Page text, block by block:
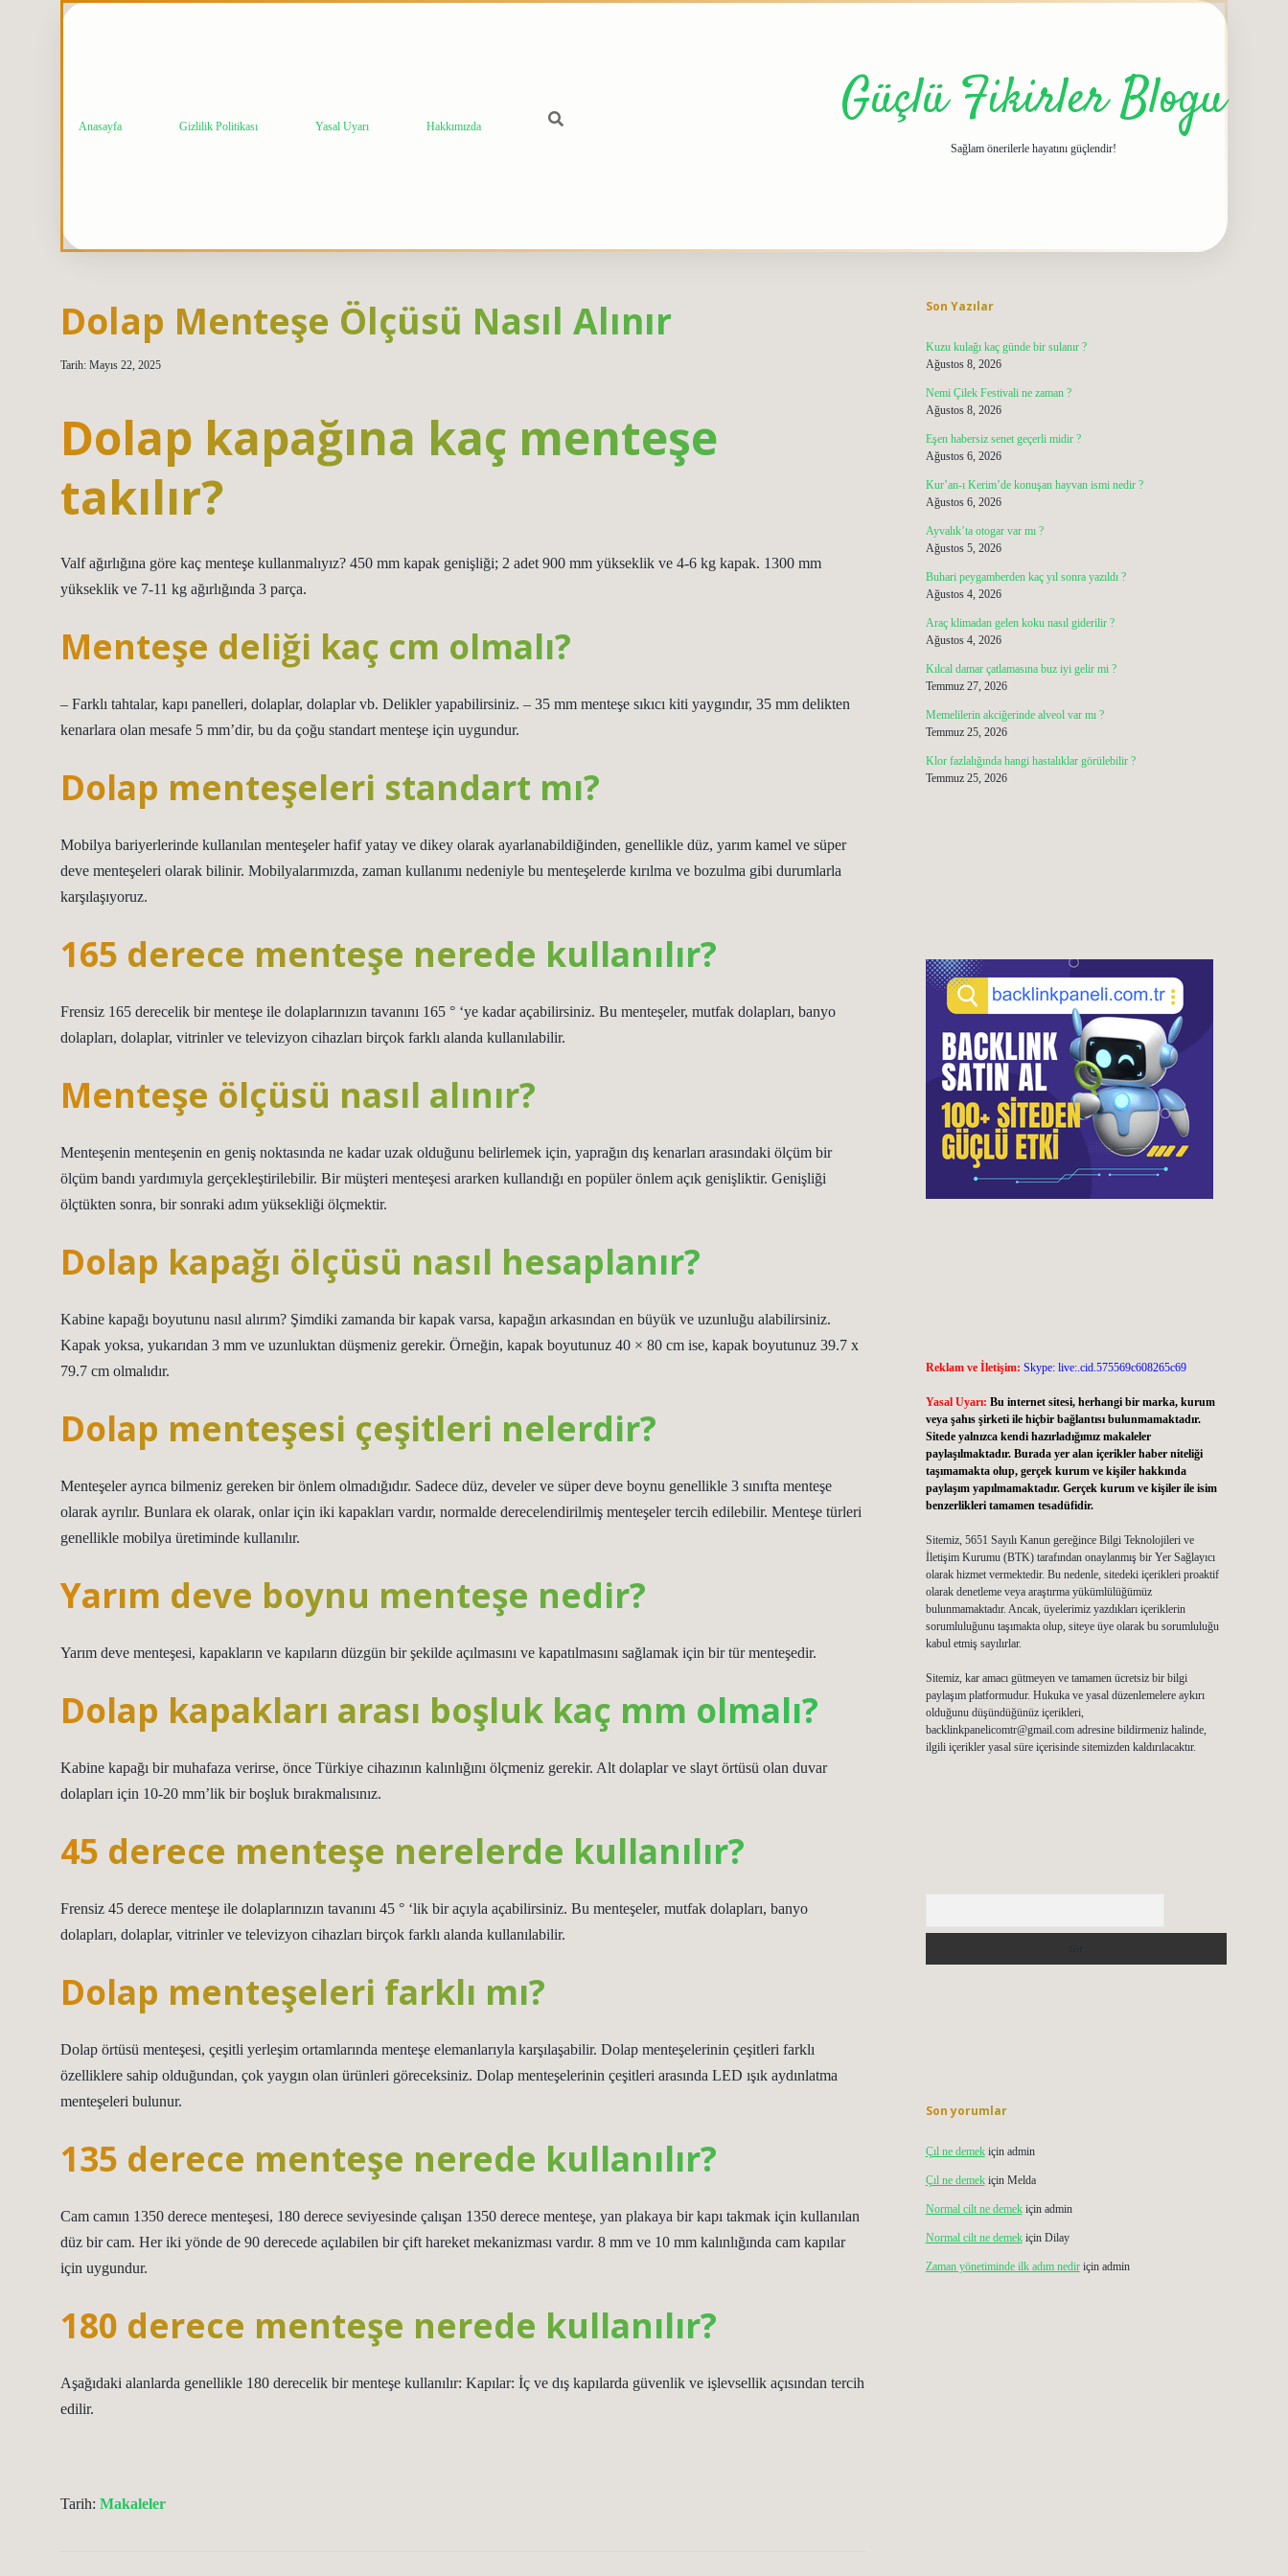
Anasayfa Gizlilik Politikası Yasal Uyarı Hakkımızda Güçlü Fikirler Blogu
Sağlam önerilerle hayatını güçlendir!
Dolap Menteşe Ölçüsü Nasıl Alınır
Tarih: Mayıs 22, 2025
Dolap kapağına kaç menteşe
takılır?
Valf ağırlığına göre kaç menteşe kullanmalıyız? 450 mm kapak genişliği; 2 adet 900 mm yükseklik ve 4-6 kg kapak. 1300 mm
yükseklik ve 7-11 kg ağırlığında 3 parça.
Menteşe deliği kaç cm olmalı?
– Farklı tahtalar, kapı panelleri, dolaplar, dolaplar vb. Delikler yapabilirsiniz. – 35 mm menteşe sıkıcı kiti yaygındır, 35 mm delikten
kenarlara olan mesafe 5 mm’dir, bu da çoğu standart menteşe için uygundur.
Dolap menteşeleri standart mı?
Mobilya bariyerlerinde kullanılan menteşeler hafif yatay ve dikey olarak ayarlanabildiğinden, genellikle düz, yarım kamel ve süper
deve menteşeleri olarak bilinir. Mobilyalarımızda, zaman kullanımı nedeniyle bu menteşelerde kırılma ve bozulma gibi durumlarla
karşılaşıyoruz.
165 derece menteşe nerede kullanılır?
Frensiz 165 derecelik bir menteşe ile dolaplarınızın tavanını 165 ° ‘ye kadar açabilirsiniz. Bu menteşeler, mutfak dolapları, banyo
dolapları, dolaplar, vitrinler ve televizyon cihazları birçok farklı alanda kullanılabilir.
Menteşe ölçüsü nasıl alınır?
Menteşenin menteşenin en geniş noktasında ne kadar uzak olduğunu belirlemek için, yaprağın dış kenarları arasındaki ölçüm bir
ölçüm bandı yardımıyla gerçekleştirilebilir. Bir müşteri menteşesi ararken kullandığı en popüler önlem açık genişliktir. Genişliği
ölçtükten sonra, bir sonraki adım yüksekliği ölçmektir.
Dolap kapağı ölçüsü nasıl hesaplanır?
Kabine kapağı boyutunu nasıl alırım? Şimdiki zamanda bir kapak varsa, kapağın arkasından en büyük ve uzunluğu alabilirsiniz.
Kapak yoksa, yukarıdan 3 mm ve uzunluktan düşmeniz gerekir. Örneğin, kapak boyutunuz 40 × 80 cm ise, kapak boyutunuz 39.7 x
79.7 cm olmalıdır.
Dolap menteşesi çeşitleri nelerdir?
Menteşeler ayrıca bilmeniz gereken bir önlem olmadığıdır. Sadece düz, develer ve süper deve boynu genellikle 3 sınıfta menteşe
olarak ayrılır. Bunlara ek olarak, onlar için iki kapakları vardır, normalde derecelendirilmiş menteşeler tercih edilebilir. Menteşe türleri
genellikle mobilya üretiminde kullanılır.
Yarım deve boynu menteşe nedir?
Yarım deve menteşesi, kapakların ve kapıların düzgün bir şekilde açılmasını ve kapatılmasını sağlamak için bir tür menteşedir.
Dolap kapakları arası boşluk kaç mm olmalı?
Kabine kapağı bir muhafaza verirse, önce Türkiye cihazının kalınlığını ölçmeniz gerekir. Alt dolaplar ve slayt örtüsü olan duvar
dolapları için 10-20 mm’lik bir boşluk bırakmalısınız.
45 derece menteşe nerelerde kullanılır?
Frensiz 45 derece menteşe ile dolaplarınızın tavanını 45 ° ‘lik bir açıyla açabilirsiniz. Bu menteşeler, mutfak dolapları, banyo
dolapları, dolaplar, vitrinler ve televizyon cihazları birçok farklı alanda kullanılabilir.
Dolap menteşeleri farklı mı?
Dolap örtüsü menteşesi, çeşitli yerleşim ortamlarında menteşe elemanlarıyla karşılaşabilir. Dolap menteşelerinin çeşitleri farklı
özelliklere sahip olduğundan, çok yaygın olan ürünleri göreceksiniz. Dolap menteşelerinin çeşitleri arasında LED ışık aydınlatma
menteşeleri bulunur.
135 derece menteşe nerede kullanılır?
Cam camın 1350 derece menteşesi, 180 derece seviyesinde çalışan 1350 derece menteşe, yan plakaya bir kapı takmak için kullanılan
düz bir cam. Her iki yönde de 90 derecede açılabilen bir çift hareket mekanizması vardır. 8 mm ve 10 mm kalınlığında cam kapılar
için uygundur.
180 derece menteşe nerede kullanılır?
Aşağıdaki alanlarda genellikle 180 derecelik bir menteşe kullanılır: Kapılar: İç ve dış kapılarda güvenlik ve işlevsellik açısından tercih
edilir.
Tarih: Makaleler
Son Yazılar
Kuzu kulağı kaç günde bir sulanır ?
Ağustos 8, 2026
Nemi Çilek Festivali ne zaman ?
Ağustos 8, 2026
Eşen habersiz senet geçerli midir ?
Ağustos 6, 2026
Kur’an-ı Kerim’de konuşan hayvan ismi nedir ?
Ağustos 6, 2026
Ayvalık’ta otogar var mı ?
Ağustos 5, 2026
Buhari peygamberden kaç yıl sonra yazıldı ?
Ağustos 4, 2026
Araç klimadan gelen koku nasıl giderilir ?
Ağustos 4, 2026
Kılcal damar çatlamasına buz iyi gelir mi ?
Temmuz 27, 2026
Memelilerin akciğerinde alveol var mı ?
Temmuz 25, 2026
Klor fazlalığında hangi hastalıklar görülebilir ?
Temmuz 25, 2026
Reklam ve İletişim: Skype: live:.cid.575569c608265c69
Yasal Uyarı: Bu internet sitesi, herhangi bir marka, kurum
veya şahıs şirketi ile hiçbir bağlantısı bulunmamaktadır.
Sitede yalnızca kendi hazırladığımız makaleler
paylaşılmaktadır. Burada yer alan içerikler haber niteliği
taşımamakta olup, gerçek kurum ve kişiler hakkında
paylaşım yapılmamaktadır. Gerçek kurum ve kişiler ile isim
benzerlikleri tamamen tesadüfidir.
Sitemiz, 5651 Sayılı Kanun gereğince Bilgi Teknolojileri ve
İletişim Kurumu (BTK) tarafından onaylanmış bir Yer Sağlayıcı
olarak hizmet vermektedir. Bu nedenle, sitedeki içerikleri proaktif
olarak denetleme veya araştırma yükümlülüğümüz
bulunmamaktadır. Ancak, üyelerimiz yazdıkları içeriklerin
sorumluluğunu taşımakta olup, siteye üye olarak bu sorumluluğu
kabul etmiş sayılırlar.
Sitemiz, kar amacı gütmeyen ve tamamen ücretsiz bir bilgi
paylaşım platformudur. Hukuka ve yasal düzenlemelere aykırı
olduğunu düşündüğünüz içerikleri,
backlinkpanelicomtr@gmail.comadresine bildirmeniz halinde,
ilgili içerikler yasal süre içerisinde sitemizden kaldırılacaktır.
Son yorumlar
Çıl ne demekiçin admin
Çıl ne demekiçin Melda
Normal cilt ne demekiçin admin
Normal cilt ne demekiçin Dilay
Zaman yönetiminde ilk adım nediriçin admin